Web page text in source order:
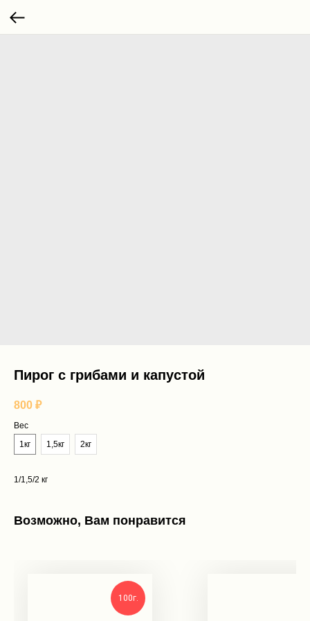
Пирог с грибами и капустой
800 ₽
Вес
1кг
1,5кг 2кг
1/1,5/2 кг
Возможно, Вам понравится
100г.